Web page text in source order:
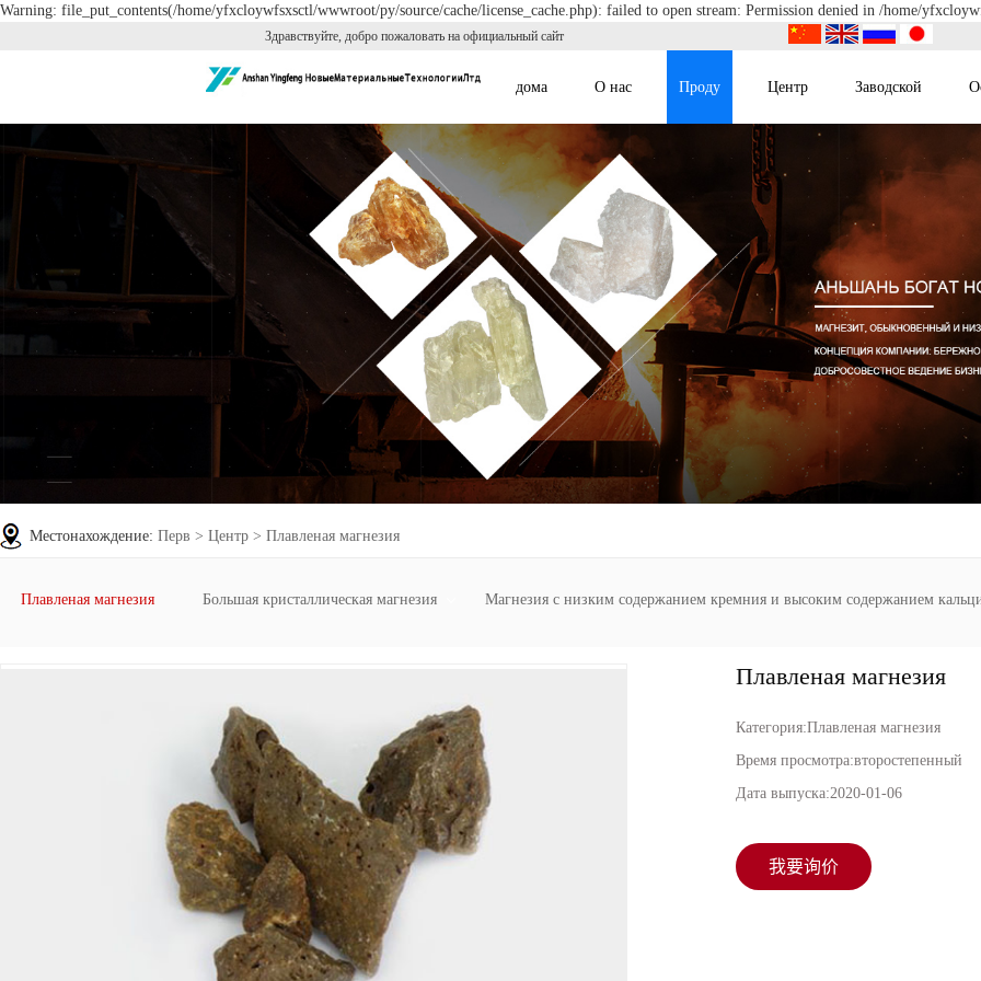
Warning: file_put_contents(/home/yfxcloywfsxsctl/wwwroot/py/source/cache/license_cache.php): failed to open stream: Permission denied in /home/
Здравствуйте, добро пожаловать на официальный сайт
дома О нас Проду Центр Заводской
Местонахождение: Перв > Центр> Плавленая магнезия
Плавленая магнезия Большая кристаллическая магнезия Магнезия с низким содержанием кремния и высоким содержанием
Плавленая магнезия
Категория:Плавленая магнезия
Время просмотра:второстепенный
Дата выпуска:2020-01-06
我要询价